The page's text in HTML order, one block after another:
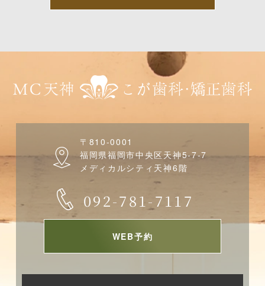
〒810-0001
福岡県福岡市中央区天神5-7-7
メディカルシティ天神6階
092-781-7117
WEB予約